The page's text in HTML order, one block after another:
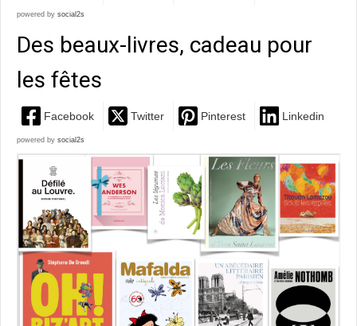
powered by social2s
Des beaux-livres, cadeau pour
les fêtes
Facebook Twitter Pinterest Linkedin
powered by social2s